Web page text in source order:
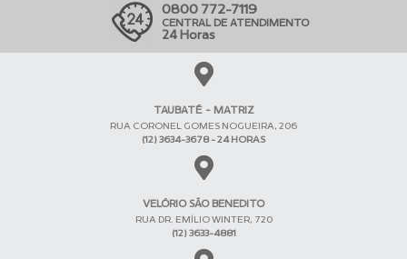
0800 772-7119
CENTRAL DE ATENDIMENTO
24 Horas
TAUBATÉ - MATRIZ
RUA CORONEL GOMES NOGUEIRA, 206
(12) 3634-3678 - 24 HORAS
VELÓRIO SÃO BENEDITO
RUA DR. EMÍLIO WINTER, 720
(12) 3633-4881